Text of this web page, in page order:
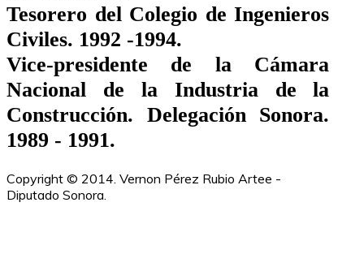
Tesorero del Colegio de Ingenieros
Civiles. 1992 -1994.
Vice-presidente de la Cámara
Nacional de la Industria de la
Construcción. Delegación Sonora.
1989 - 1991.
Copyright © 2014. Vernon Pérez Rubio Artee -
Diputado Sonora.